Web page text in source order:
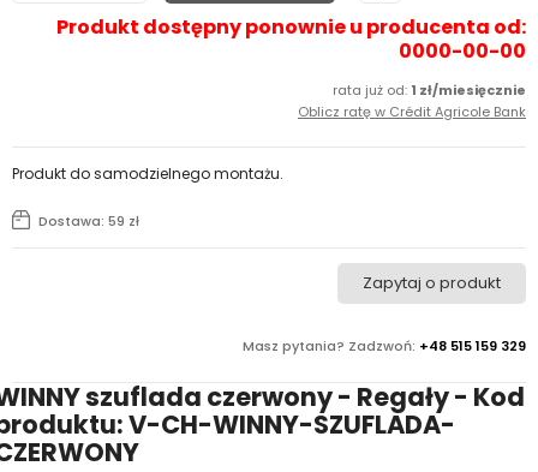
Produkt dostępny ponownie u producenta od:
0000-00-00
rata już od: 1 zł/miesięcznie
Oblicz ratę w Crédit Agricole Bank
Masz pytania? Zadzwoń: +48 515 159 329
Zapytaj o produkt
Dostawa: 59 zł
Produkt do samodzielnego montażu.
szuflada czerwony - Regały - Kod
V-CH-WINNY-SZUFLADA-